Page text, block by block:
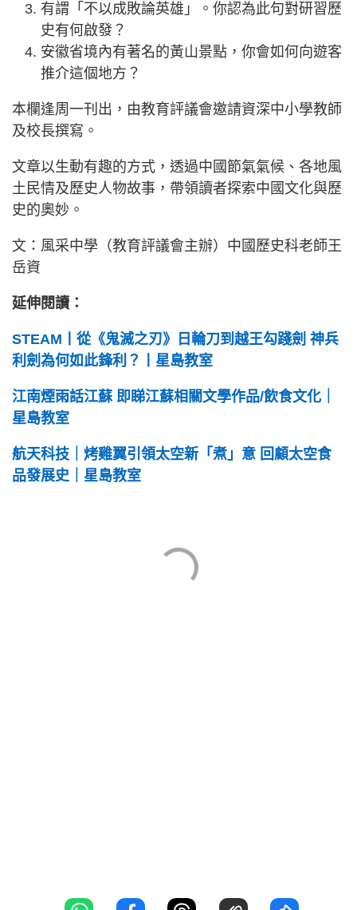
有謂「不以成敗論英雄」。你認為此句對研習歷
史有何啟發？
安徽省境內有著名的黃山景點，你會如何向遊客
推介這個地方？
本欄逢周一刊出，由教育評議會邀請資深中小學教師
及校長撰寫。
文章以生動有趣的方式，透過中國節氣氣候、各地風
土民情及歷史人物故事，帶領讀者探索中國文化與歷
史的奧妙。
文：風采中學（教育評議會主辦）中國歷史科老師王
岳資
延伸閱讀：
STEAM丨從《鬼滅之刃》日輪刀到越王勾踐劍 神兵
利劍為何如此鋒利？丨星島教室
江南煙雨話江蘇 即睇江蘇相關文學作品/飲食文化｜
星島教室
航天科技｜烤雞翼引領太空新「煮」意 回顧太空食
品發展史｜星島教室